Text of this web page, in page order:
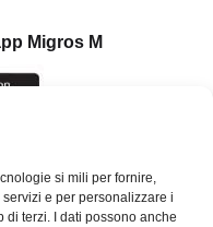
si mili per fornire,
e per personalizzare i
di terzi. I dati possono anche
Migros M